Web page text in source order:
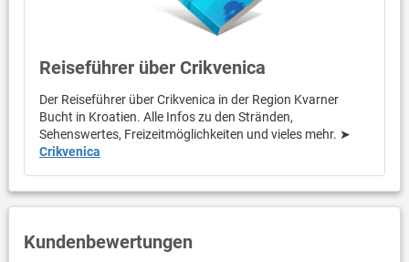
Reiseführer über Crikvenica
Der Reiseführer über Crikvenica in der Region Kvarner
Bucht in Kroatien. Alle Infos zu den Stränden,
Sehenswertes, Freizeitmöglichkeiten und vieles mehr. ➤
Crikvenica
Kundenbewertungen